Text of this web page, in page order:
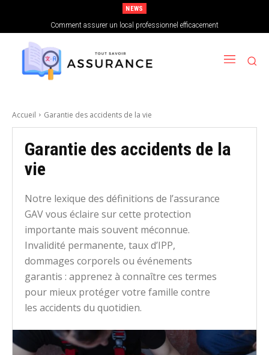
NEWS
Comment assurer un local professionnel efficacement
Comment choisir sa mutuelle santé lorsque l’on est indépendant
Accueil Garantie des accidents de la vie
Garantie des accidents de la
vie
Notre lexique des définitions de l’assurance
GAV vous éclaire sur cette protection
importante mais souvent méconnue.
Invalidité permanente, taux d’IPP,
dommages corporels ou événements
garantis : apprenez à connaître ces termes
pour mieux protéger votre famille contre
les accidents du quotidien.